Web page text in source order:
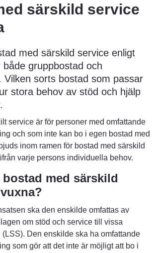
särskild service
med särskild service enligt
både gruppbostad och
Vilken sorts bostad som passar
stora behov av stöd och hjälp
service är för personer med omfattande
och som inte kan bo i egen bostad med
inom ramen för bostad med särskild
varje persons individuella behov.
bostad med särskild
ska den enskilde omfattas av
om stöd och service till vissa
Den enskilde ska ha omfattande
som gör att det inte är möjligt att bo i